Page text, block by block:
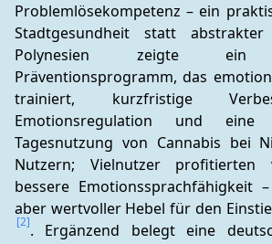
Problemlösekompetenz – ein
Stadtgesundheit statt
Polynesien zeigte ein
Präventionsprogramm, das
trainiert, kurzfristige
Emotionsregulation und
Tagesnutzung von Cannabis bei
Nutzern; Vielnutzer
bessere Emotionssprachfähigkeit
[2]. Ergänzend belegt eine